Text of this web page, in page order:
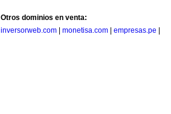
Otros dominios en venta:
inversorweb.com
monetisa.com empresas.pe